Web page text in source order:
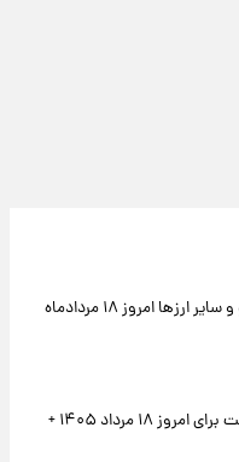
قیمت دلار، یورو و سایر ارزها امروز ۱۸ مردادماه
ارزش سهام عدالت برای امروز ۱۸ مرداد ۱۴۰۵ +